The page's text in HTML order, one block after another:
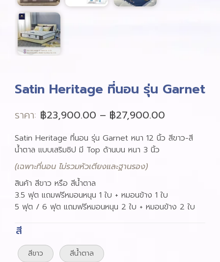
Satin Heritage ที่นอน รุ่น Garnet
ราคา: ฿23,900.00 – ฿27,900.00
Satin Heritage ที่นอน รุ่น Garnet หนา 12 นิ้ว สีขาว-สี
น้ำตาล แบบเสริมซิป มี Top ด้านบน หนา 3 นิ้ว
(เฉพาะที่นอน ไม่รวมหัวเตียงและฐานรอง)
สินค้า สีขาว หรือ สีน้ำตาล
3.5 ฟุต แถมฟรีหมอนหนุน 1 ใบ + หมอนข้าง 1 ใบ
5 ฟุต / 6 ฟุต แถมฟรีหมอนหนุน 2 ใบ + หมอนข้าง 2 ใบ
สี
สีขาว สีน้ำตาล